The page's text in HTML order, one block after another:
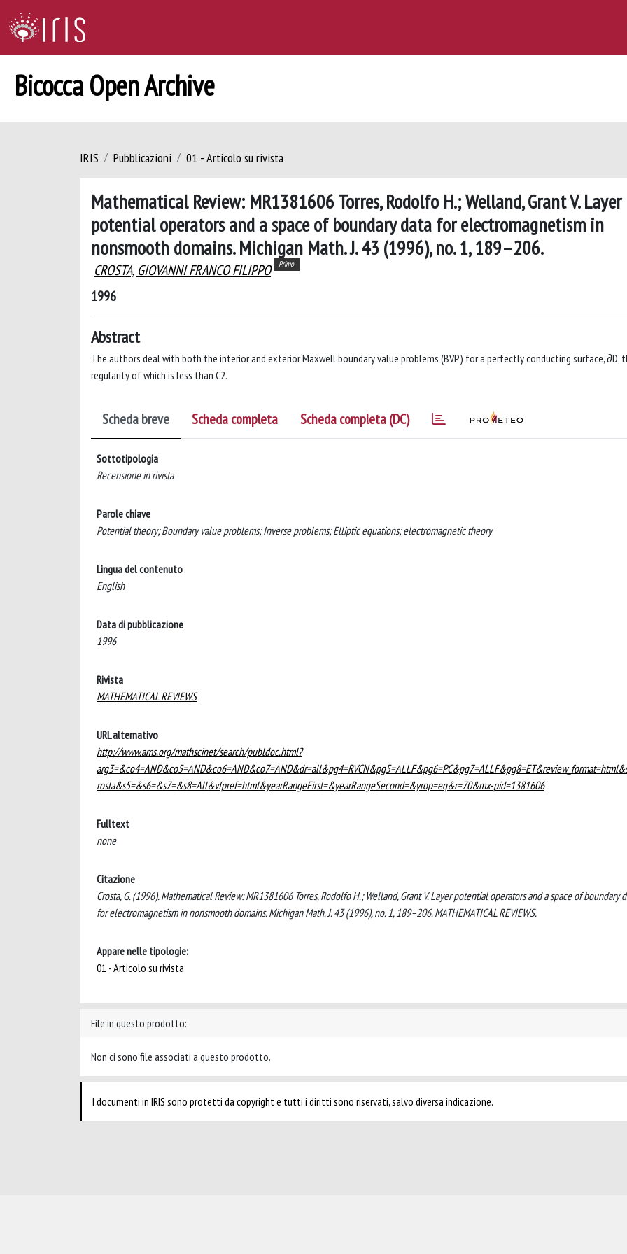
Bicocca Open Archive
IRIS Pubblicazioni 01 - Articolo su rivista
Mathematical Review: MR1381606 Torres, Rodolfo H.; Welland, Grant V. Layer
potential operators and a space of boundary data for electromagnetism in
nonsmooth domains. Michigan Math. J. 43 (1996), no. 1, 189–206.
CROSTA, GIOVANNI FRANCO FILIPPO Primo
1996
Abstract
The authors deal with both the interior and exterior Maxwell boundary value problems (BVP) for a perfectly conducting surface, ∂D,
regularity of which is less than C2.
Scheda breve Scheda completa Scheda completa (DC)
Sottotipologia
Recensione in rivista
Parole chiave
Potential theory; Boundary value problems; Inverse problems; Elliptic equations; electromagnetic theory
Lingua del contenuto
English
Data di pubblicazione
1996
Rivista
MATHEMATICAL REVIEWS
URL alternativo
http://www.ams.org/mathscinet/search/publdoc.html?
rosta&s5=&s6=&s7=&s8=All&vfpref=html&yearRangeFirst=&yearRangeSecond=&yrop=eq&r=70&mx-pid=1381606
Fulltext
none
Citazione
Crosta, G. (1996). Mathematical Review: MR1381606 Torres, Rodolfo H.; Welland, Grant V. Layer potential operators and a space of boundary
for electromagnetism in nonsmooth domains. Michigan Math. J. 43 (1996), no. 1, 189–206. MATHEMATICAL REVIEWS.
Appare nelle tipologie:
01 - Articolo su rivista
File in questo prodotto:
Non ci sono file associati a questo prodotto.
I documenti in IRIS sono protetti da copyright e tutti i diritti sono riservati, salvo diversa indicazione.